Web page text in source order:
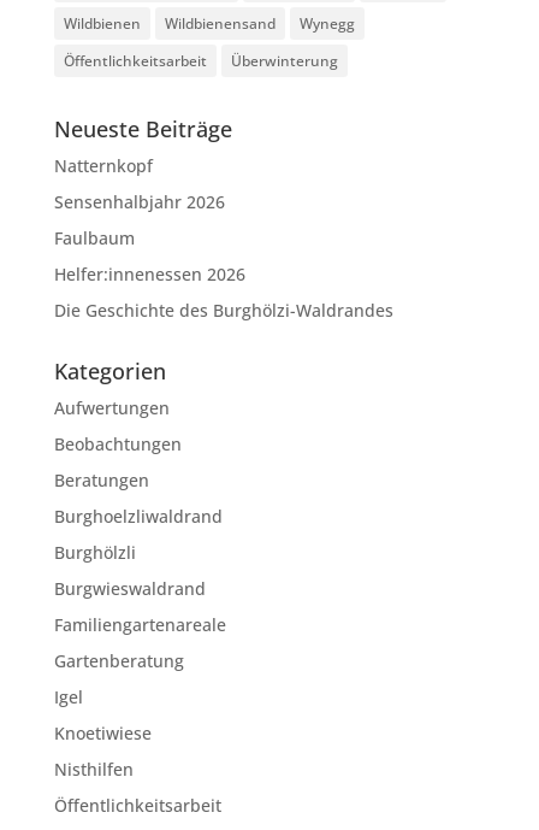
Wildbienen
Wildbienensand
Wynegg
Öffentlichkeitsarbeit
Überwinterung
Neueste Beiträge
Natternkopf
Sensenhalbjahr 2026
Faulbaum
Helfer:innenessen 2026
Die Geschichte des Burghölzi-Waldrandes
Kategorien
Aufwertungen
Beobachtungen
Beratungen
Burghoelzliwaldrand
Burghölzli
Burgwieswaldrand
Familiengartenareale
Gartenberatung
Igel
Knoetiwiese
Nisthilfen
Öffentlichkeitsarbeit